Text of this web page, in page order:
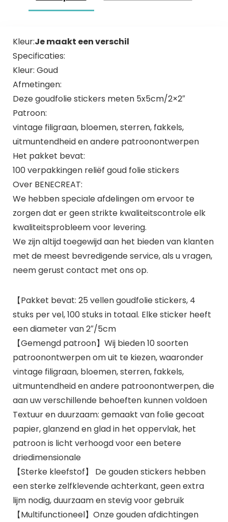
Kleur:Je maakt een verschil
Specificaties:
Kleur: Goud
Afmetingen:
Deze goudfolie stickers meten 5x5cm/2×2″
Patroon:
vintage filigraan, bloemen, sterren, fakkels,
uitmuntendheid en andere patroonontwerpen
Het pakket bevat:
100 verpakkingen reliëf goud folie stickers
Over BENECREAT:
We hebben speciale afdelingen om ervoor te
zorgen dat er geen strikte kwaliteitscontrole elk
kwaliteitsprobleem voor levering.
We zijn altijd toegewijd aan het bieden van klanten
met de meest bevredigende service, als u vragen,
neem gerust contact met ons op.
【Pakket bevat: 25 vellen goudfolie stickers, 4
stuks per vel, 100 stuks in totaal. Elke sticker heeft
een diameter van 2″/5cm
【Gemengd patroon】Wij bieden 10 soorten
patroonontwerpen om uit te kiezen, waaronder
vintage filigraan, bloemen, sterren, fakkels,
uitmuntendheid en andere patroonontwerpen, die
aan uw verschillende behoeften kunnen voldoen
Textuur en duurzaam: gemaakt van folie gecoat
papier, glanzend en glad in het oppervlak, het
patroon is licht verhoogd voor een betere
driedimensionale
【Sterke kleefstof】 De gouden stickers hebben
een sterke zelfklevende achterkant, geen extra
lijm nodig, duurzaam en stevig voor gebruik
【Multifunctioneel】Onze gouden afdichtingen